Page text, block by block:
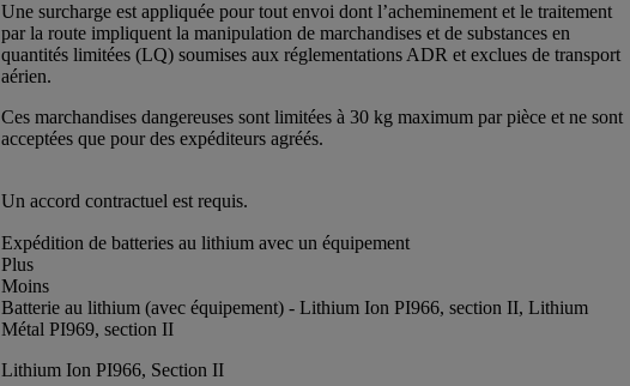
Une surcharge est appliquée pour tout envoi dont l’acheminement et le traitement
par la route impliquent la manipulation de marchandises et de substances en
quantités limitées (LQ) soumises aux réglementations ADR et exclues de transport
aérien.
Ces marchandises dangereuses sont limitées à 30 kg maximum par pièce et ne sont
acceptées que pour des expéditeurs agréés.
Un accord contractuel est requis.
Expédition de batteries au lithium avec un équipement
Plus
Moins
Batterie au lithium (avec équipement) - Lithium Ion PI966, section II, Lithium
Métal PI969, section II
Lithium Ion PI966, Section II